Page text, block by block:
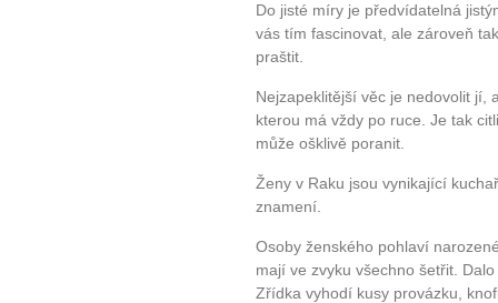
Do jisté míry je předvídatelná
vás tím fascinovat, ale zároveň
praštit.
Nejzapeklitější věc je nedovolit jí,
kterou má vždy po ruce. Je tak
může ošklivě poranit.
Ženy v Raku jsou vynikající
znamení.
Osoby ženského pohlaví
mají ve zvyku všechno šetřit.
Zřídka vyhodí kusy provázku,